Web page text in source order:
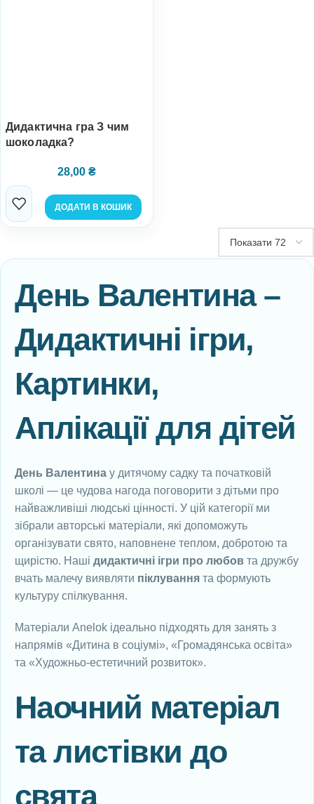
Дидактична гра З чим
шоколадка?
28,00 ₴
ДОДАТИ В КОШИК
День Валентина –
Дидактичні ігри,
Картинки,
Аплікації для дітей
День Валентина у дитячому садку та початковій
школі — це чудова нагода поговорити з дітьми про
найважливіші людські цінності. У цій категорії ми
зібрали авторські матеріали, які допоможуть
організувати свято, наповнене теплом, добротою та
щирістю. Наші дидактичні ігри про любов та дружбу
вчать малечу виявляти піклування та формують
культуру спілкування.
Матеріали Anelok ідеально підходять для занять з
напрямів «Дитина в соціумі», «Громадянська освіта»
та «Художньо-естетичний розвиток».
Наочний матеріал
та листівки до
свята